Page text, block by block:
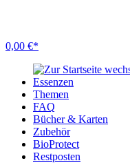
0,00 €*
Essenzen
Themen
FAQ
Bücher & Karten
Zubehör
BioProtect
Restposten